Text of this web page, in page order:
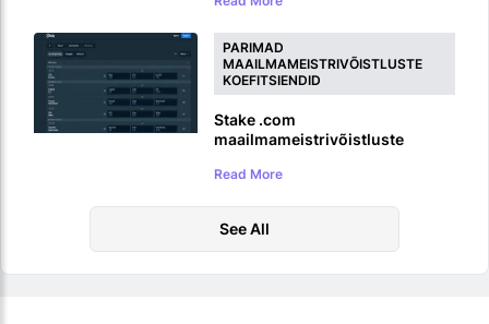
väljakutsega
PARIMAD
MAAILMAMEISTRIVÕISTLUSTE
KOEFITSIENDID
Stake .com
maailmameistrivõistluste
Read More
See All